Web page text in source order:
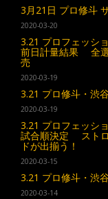
3月21日 プロ修斗
2020-03-20
3.21 プロフェッシ
前日計量結果 全選
売
2020-03-19
3.21 プロ修斗・渋
2020-03-19
3.21 プロフェッシ
試合順決定 ストロ
ドが出揃う！
2020-03-15
3.21 プロ修斗・渋
2020-03-14